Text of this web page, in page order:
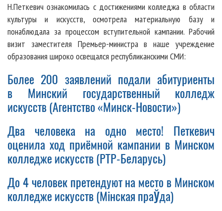
Н.Петкевич ознакомилась с достижениями колледжа в области
культуры и искусств, осмотрела материальную базу и
понаблюдала за процессом вступительной кампании. Рабочий
визит заместителя Премьер-министра в наше учреждение
образования широко освещался республиканскими СМИ:
Более 200 заявлений подали абитуриенты
в Минский государственный колледж
искусств (Агентство «Минск-Новости»)
Два человека на одно место! Петкевич
оценила ход приёмной кампании в Минском
колледже искусств (РТР-Беларусь)
До 4 человек претендуют на место в Минском
колледже искусств (Мiнская праЎда)